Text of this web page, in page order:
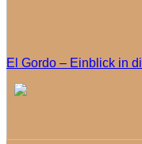
El Gordo – Einblick in